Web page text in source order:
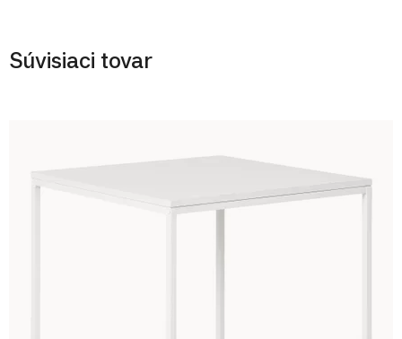
Súvisiaci tovar